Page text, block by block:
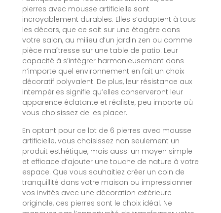
pierres avec mousse artificielle sont
incroyablement durables. Elles s’adaptent à tous
les décors, que ce soit sur une étagère dans
votre salon, au milieu d’un jardin zen ou comme
pièce maîtresse sur une table de patio. Leur
capacité à s’intégrer harmonieusement dans
n’importe quel environnement en fait un choix
décoratif polyvalent. De plus, leur résistance aux
intempéries signifie qu’elles conserveront leur
apparence éclatante et réaliste, peu importe où
vous choisissez de les placer.
En optant pour ce lot de 6 pierres avec mousse
artificielle, vous choisissez non seulement un
produit esthétique, mais aussi un moyen simple
et efficace d’ajouter une touche de nature à votre
espace. Que vous souhaitiez créer un coin de
tranquillité dans votre maison ou impressionner
vos invités avec une décoration extérieure
originale, ces pierres sont le choix idéal. Ne